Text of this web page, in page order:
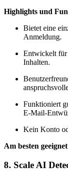
Highlights und
Bietet eine
Anmeldung.
Entwickelt für
Inhalten.
Funktioniert
E-Mail-
Kein Konto
Am besten
8. Scale AI